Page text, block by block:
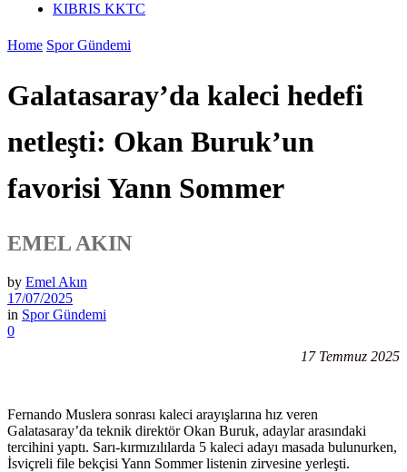
KIBRIS KKTC
Home Spor Gündemi
Galatasaray’da kaleci hedefi
netleşti: Okan Buruk’un
favorisi Yann Sommer
EMEL AKIN
by Emel Akın
17/07/2025
in Spor Gündemi
0
17 Temmuz 2025
Fernando Muslera sonrası kaleci arayışlarına hız veren
Galatasaray’da teknik direktör Okan Buruk, adaylar arasındaki
tercihini yaptı. Sarı-kırmızılılarda 5 kaleci adayı masada bulunurken,
İsviçreli file bekçisi Yann Sommer listenin zirvesine yerleşti.